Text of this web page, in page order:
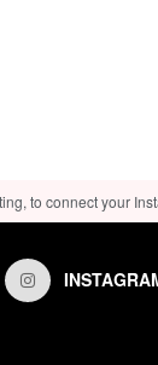
to connect your